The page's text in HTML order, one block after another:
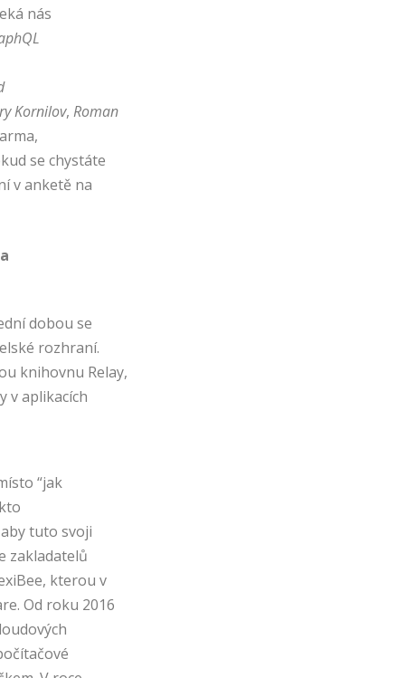
nás
Kornilov, Roman
se chystáte
v anketě na
dobou se
rozhraní.
knihovnu Relay,
v aplikacích
“jak
tuto svoji
zakladatelů
kterou v
Od roku 2016